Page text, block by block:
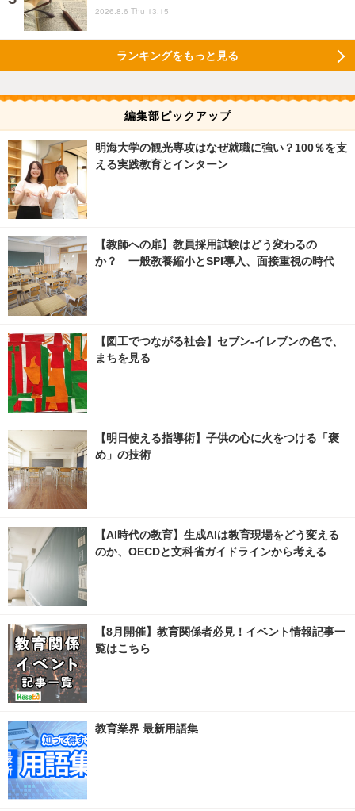
2026.8.6 Thu 13:15
ランキングをもっと見る
編集部ピックアップ
明海大学の観光専攻はなぜ就職に強い？100％を支
える実践教育とインターン
【教師への扉】教員採用試験はどう変わるの
か？ 一般教養縮小とSPI導入、面接重視の時代
【図工でつながる社会】セブン‐イレブンの色で、
まちを見る
【明日使える指導術】子供の心に火をつける「褒
め」の技術
【AI時代の教育】生成AIは教育現場をどう変える
のか、OECDと文科省ガイドラインから考える
【8月開催】教育関係者必見！イベント情報記事一
覧はこちら
教育業界 最新用語集